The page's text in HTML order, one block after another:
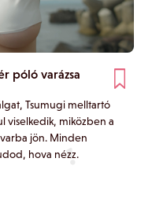
póló varázsa
Tsumugi melltartó
viselkedik, miközben a
jön. Minden
hova nézz.